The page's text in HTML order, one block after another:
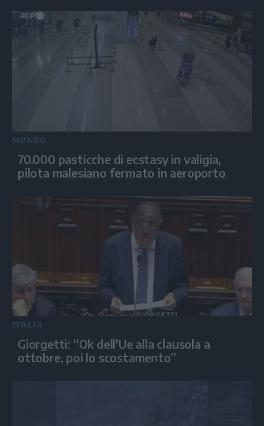
MONDO
70.000 pasticche di ecstasy in valigia,
pilota malesiano fermato in aeroporto
ITALIA
Giorgetti: “Ok dell'Ue alla clausola a
ottobre, poi lo scostamento”